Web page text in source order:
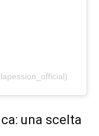
una scelta